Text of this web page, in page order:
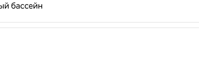
бассейн